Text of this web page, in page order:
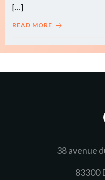
[…]
READ MORE
38 avenue
83300